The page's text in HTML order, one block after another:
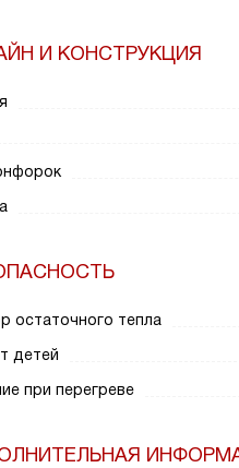
И КОНСТРУКЦИЯ
остаточного тепла
детей
при перегреве